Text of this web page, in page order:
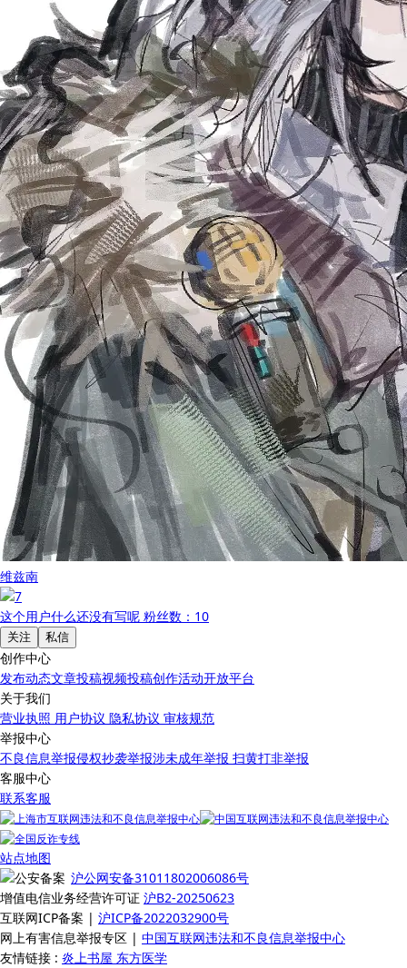
维兹南
这个用户什么还没有写呢 粉丝数：10
关注 私信
创作中心
发布动态文章投稿视频投稿创作活动开放平台
关于我们
营业执照 用户协议 隐私协议 审核规范
举报中心
不良信息举报侵权抄袭举报涉未成年举报 扫黄打非举报
客服中心
联系客服
站点地图
沪公网安备31011802006086号
增值电信业务经营许可证 沪B2-20250623
互联网ICP备案 | 沪ICP备2022032900号
网上有害信息举报专区 | 中国互联网违法和不良信息举报中心
友情链接 : 炎上书屋 东方医学